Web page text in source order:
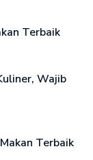
Terbaik
Wajib
Terbaik